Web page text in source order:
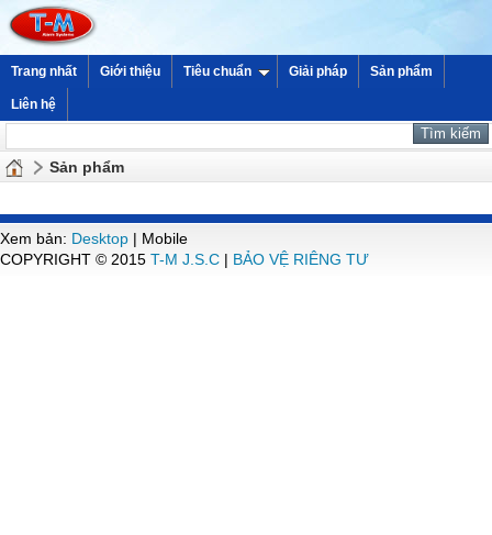
Trang nhất Giới thiệu Tiêu chuẩn Giải pháp Sản phẩm
Liên hệ
Sản phẩm
Xem bản: Desktop | Mobile
COPYRIGHT © 2015 T-M J.S.C | BẢO VỆ RIÊNG TƯ